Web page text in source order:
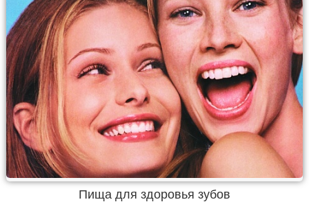
Пища для здоровья зубов